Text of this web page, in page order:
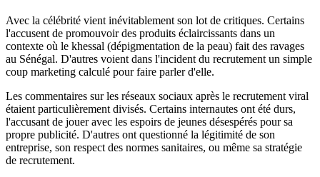
Avec la célébrité vient inévitablement son lot de critiques. Certains
l'accusent de promouvoir des produits éclaircissants dans un
contexte où le khessal (dépigmentation de la peau) fait des ravages
au Sénégal. D'autres voient dans l'incident du recrutement un simple
coup marketing calculé pour faire parler d'elle.
Les commentaires sur les réseaux sociaux après le recrutement viral
étaient particulièrement divisés. Certains internautes ont été durs,
l'accusant de jouer avec les espoirs de jeunes désespérés pour sa
propre publicité. D'autres ont questionné la légitimité de son
entreprise, son respect des normes sanitaires, ou même sa stratégie
de recrutement.